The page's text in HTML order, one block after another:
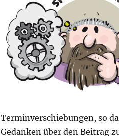
Terminverschiebungen, so
Gedanken über den Beitrag